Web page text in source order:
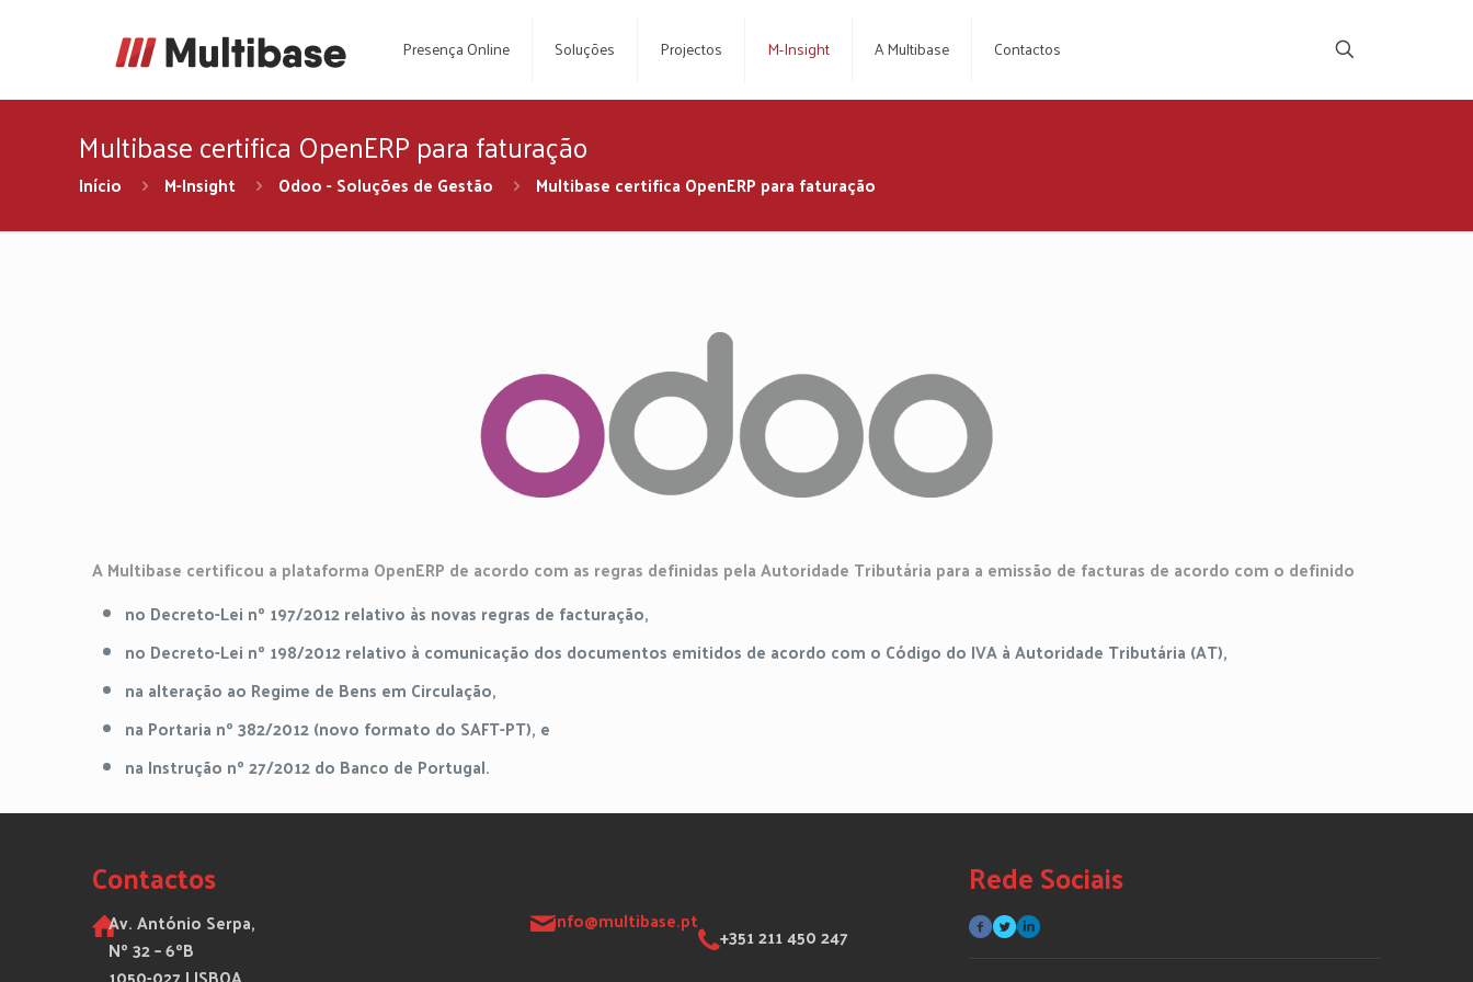
Presença Online Soluções Projectos M-Insight A Multibase Contactos
Multibase certifica OpenERP para faturação
Início M-Insight Odoo - Soluções de Gestão Multibase certifica OpenERP para faturação
A Multibase certificou a plataforma OpenERP de acordo com as regras definidas pela Autoridade Tributária para a emissão de facturas de acordo com o definido
no Decreto-Lei nº 197/2012 relativo às novas regras de facturação,
no Decreto-Lei nº 198/2012 relativo à comunicação dos documentos emitidos de acordo com o Código do IVA à Autoridade Tributária (AT),
na alteração ao Regime de Bens em Circulação,
na Portaria nº 382/2012 (novo formato do SAFT-PT), e
na Instrução nº 27/2012 do Banco de Portugal.
Contactos
Av. António Serpa,
Nº 32 – 6ºB
info@multibase.pt
+351 211 450 247
Rede Sociais